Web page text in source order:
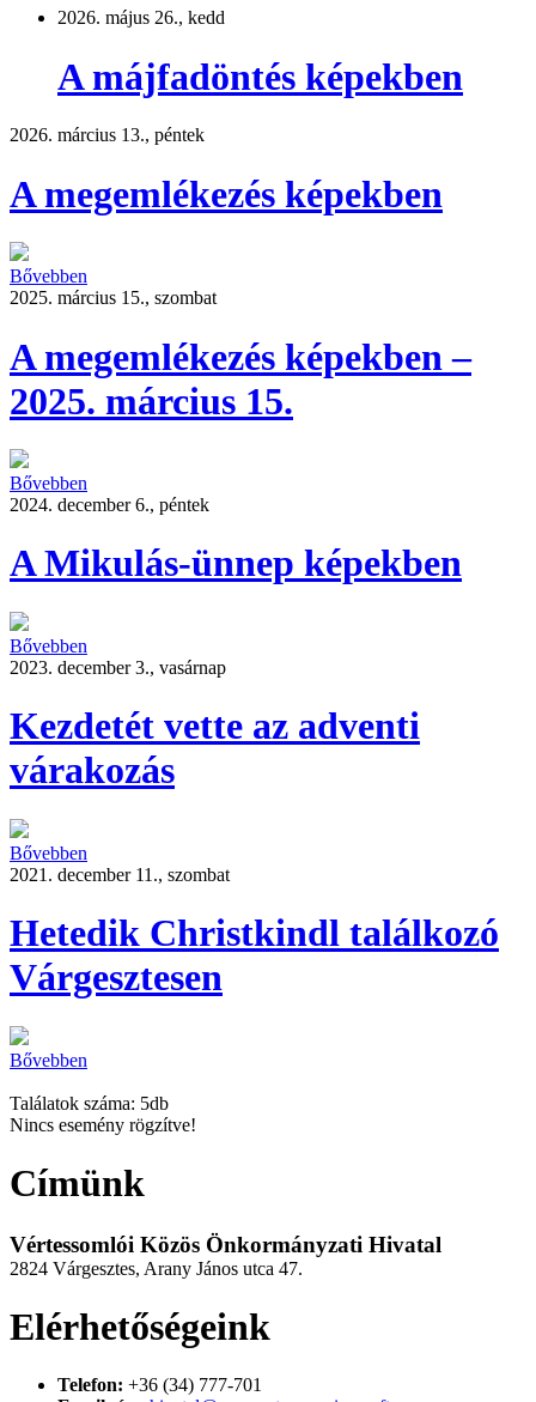
2026. május 26., kedd
A májfadöntés képekben
2026. március 13., péntek
A megemlékezés képekben
Bővebben
2025. március 15., szombat
A megemlékezés képekben –
2025. március 15.
Bővebben
2024. december 6., péntek
A Mikulás-ünnep képekben
Bővebben
2023. december 3., vasárnap
Kezdetét vette az adventi
várakozás
Bővebben
2021. december 11., szombat
Hetedik Christkindl találkozó
Várgesztesen
Bővebben
Találatok száma: 5db
Nincs esemény rögzítve!
Címünk
Vértessomlói Közös Önkormányzati Hivatal
2824 Várgesztes, Arany János utca 47.
Elérhetőségeink
Telefon: +36 (34) 777-701